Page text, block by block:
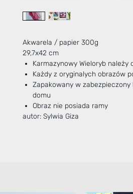
Akwarela / papier 300g
29,7x42 cm
Karmazynowy Wieloryb należy
Każdy z oryginalych obrazów
Zapakowany w
domu
Obraz nie posiada ramy
autor: Sylwia Giza